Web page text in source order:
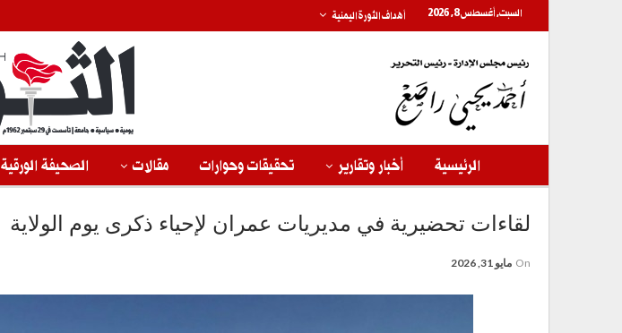
السبت, أغسطس 8, 2026 أهداف الثورة اليمنية
الرئيسية أخبار وتقارير تحقيقات وحوارات مقالات الصحيفة الورقية
لقاءات تحضيرية في مديريات عمران لإحياء ذكرى يوم الولاية
On مايو 31, 2026